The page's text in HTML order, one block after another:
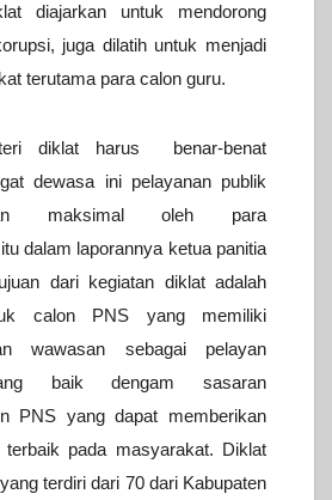
diajarkan untuk mendorong
juga dilatih untuk menjadi
terutama para calon guru.
diklat harus benar-benat
dewasa ini pelayanan publik
maksimal oleh para
dalam laporannya ketua panitia
dari kegiatan diklat adalah
calon PNS yang memiliki
wawasan sebagai pelayan
baik dengam sasaran
PNS yang dapat memberikan
pada masyarakat. Diklat
terdiri dari 70 dari Kabupaten